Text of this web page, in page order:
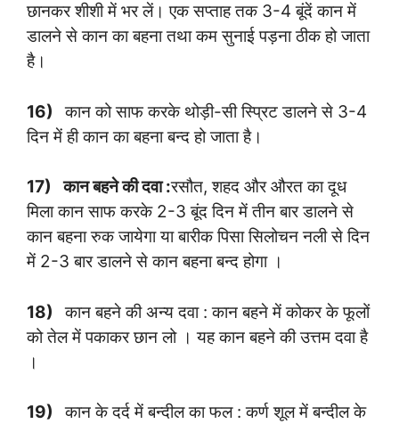
छानकर शीशी में भर लें। एक सप्ताह तक 3-4 बूंदें कान में
डालने से कान का बहना तथा कम सुनाई पड़ना ठीक हो जाता
है।
16)
कान को साफ करके थोड़ी-सी स्प्रिट डालने से 3-4
दिन में ही कान का बहना बन्द हो जाता है।
17) कान बहने की दवा :रसौत, शहद और औरत का दूध
मिला कान साफ करके 2-3 बूंद दिन में तीन बार डालने से
कान बहना रुक जायेगा या बारीक पिसा सिलोचन नली से दिन
में 2-3 बार डालने से कान बहना बन्द होगा ।
18)
कान बहने की अन्य दवा : कान बहने में कोकर के फूलों
को तेल में पकाकर छान लो । यह कान बहने की उत्तम दवा है
।
19)
कान के दर्द में बन्दील का फल : कर्ण शूल में बन्दील के